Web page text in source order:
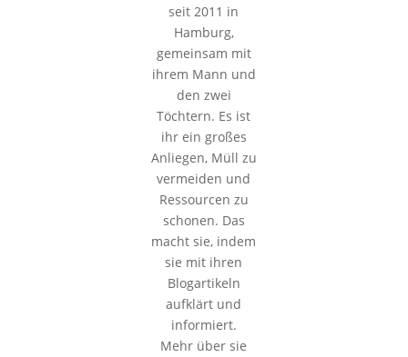
seit 2011 in
Hamburg,
gemeinsam mit
ihrem Mann und
den zwei
Töchtern. Es ist
ihr ein großes
Anliegen, Müll zu
vermeiden und
Ressourcen zu
schonen. Das
macht sie, indem
sie mit ihren
Blogartikeln
aufklärt und
informiert.
Mehr über sie